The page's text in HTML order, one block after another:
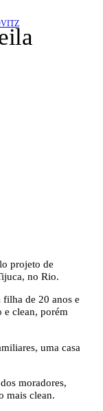
projeto de
no Rio.
filha de 20 anos e
clean, porém
uma casa
moradores,
mais clean.